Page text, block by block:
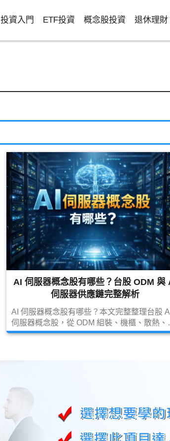
投資入門 ETF投資 概念股投資 退休理財
AI 伺服器概念股有哪些？台股 ODM 與
伺服器供應鏈完整解析
AI 伺服器概念股有哪些？本文完整整理台股 AI
伺服器概念股，從 ODM 組裝、機櫃、散熱、
源、高速傳輸到先進封裝供應鏈一次看懂，